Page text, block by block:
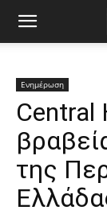
Ενημέρωση
Central
της